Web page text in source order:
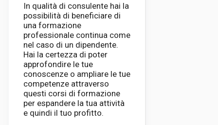
In qualità di consulente hai la
possibilità di beneficiare di
una formazione
professionale continua come
nel caso di un dipendente.
Hai la certezza di poter
approfondire le tue
conoscenze o ampliare le tue
competenze attraverso
questi corsi di formazione
per espandere la tua attività
e quindi il tuo profitto.